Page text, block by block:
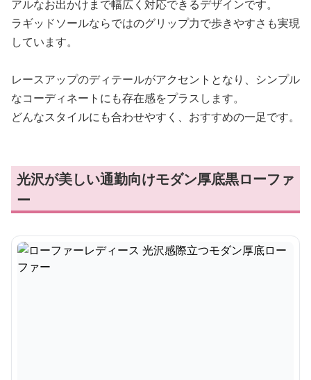
アルなお出かけまで幅広く対応できるデザインです。
ラギッドソールならではのグリップ力で歩きやすさも実現
しています。
レースアップのディテールがアクセントとなり、シンプル
なコーディネートにも存在感をプラスします。
どんなスタイルにも合わせやすく、おすすめの一足です。
光沢が美しい通勤向けモダン厚底黒ローファ
ー